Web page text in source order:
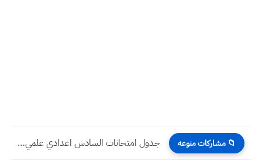
📁 مشاركات منوعه جدول السادس الاعدادي ٢٠٢٣ الجديد بعد التغيير